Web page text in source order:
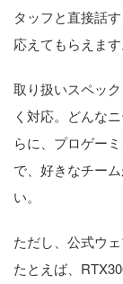
タッフと直接話
応えてもらえます
取り扱いスペッ
く対応。どんな
らに、プロゲー
で、好きなチー
い。
ただし、公式ウ
たとえば、